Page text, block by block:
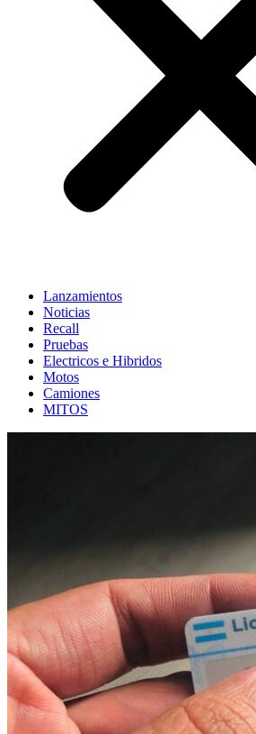
Lanzamientos
Noticias
Recall
Pruebas
Electricos e Hibridos
Motos
Camiones
MITOS